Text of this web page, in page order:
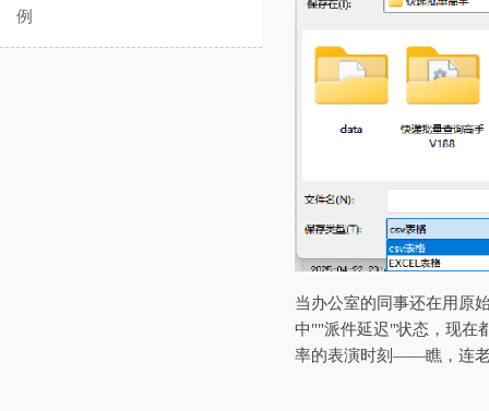
例
当办公室的同事还在用原
中""派件延迟"状态，现在
率的表演时刻——瞧，连